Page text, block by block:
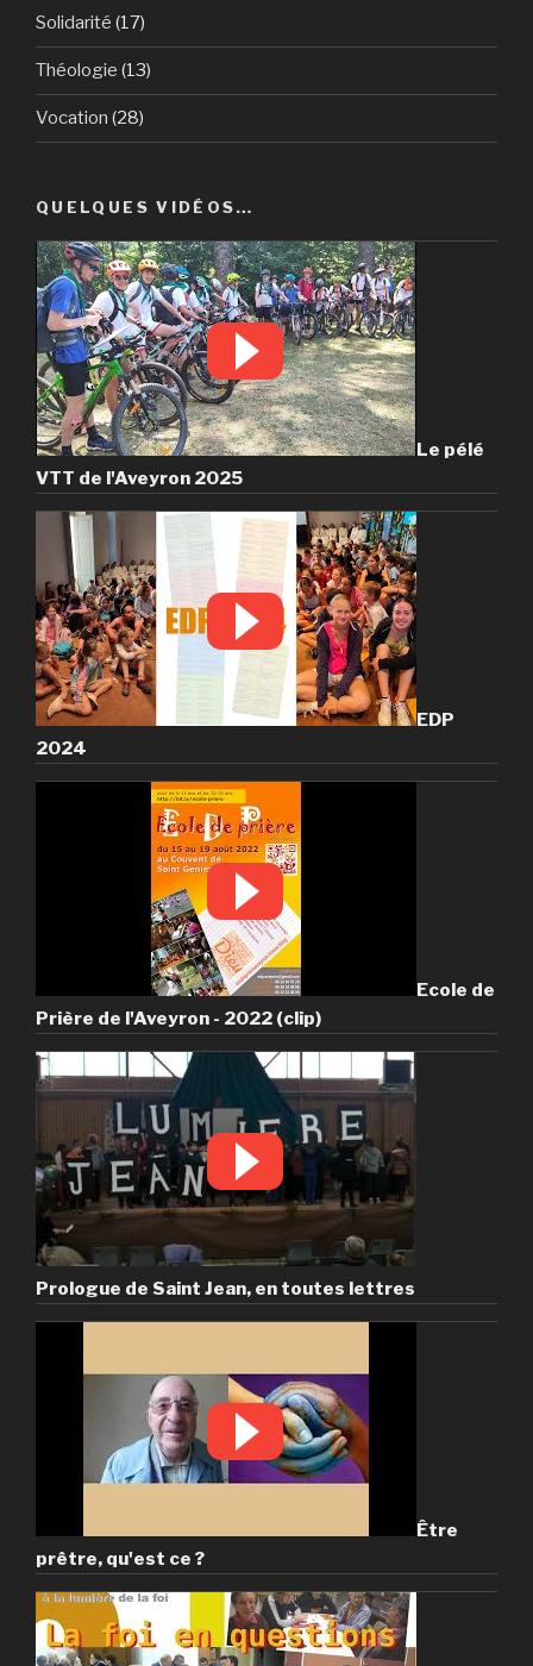
Solidarité (17)
Théologie (13)
Vocation (28)
QUELQUES VIDÉOS…
Le pélé
VTT de l'Aveyron 2025
EDP
2024
Ecole de
Prière de l'Aveyron - 2022 (clip)
Prologue de Saint Jean, en toutes lettres
Être
prêtre, qu'est ce ?